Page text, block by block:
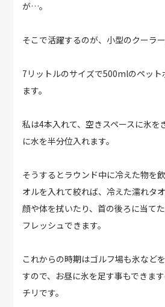
が…。
そこで活躍するのが、小型のクーラー
7リットルのサイズで500mlのペット
ます。
私は4本入れて、空きスペースに氷を
に水を半分位入れます。
そうするとラウンド中に冷えた物を
オルを入れて絞れば、冷えた濡れタ
顔や体を拭いたり、首の後ろに当て
フレッシュできます。
これからの時期はゴルフ場も氷など
すので、お昼に氷を足す事もできま
チリです。